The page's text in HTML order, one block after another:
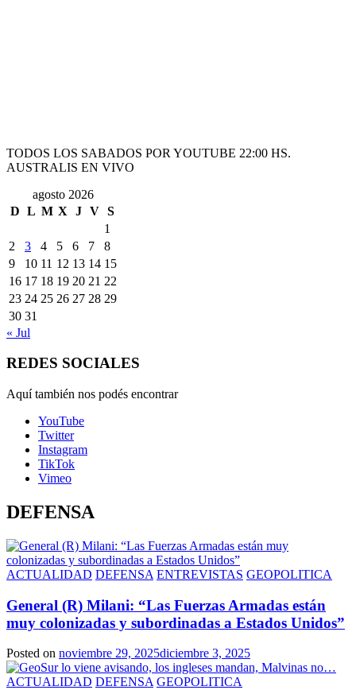
TODOS LOS SABADOS POR YOUTUBE 22:00 HS.
AUSTRALIS EN VIVO
agosto 2026
D L M X J V S
1
2
3 4 5 6 7
8
9
10 11 12 13 14 15
16 17 18 19 20 21 22
23 24 25 26 27 28 29
30 31
« Jul
REDES SOCIALES
Aquí también nos podés encontrar
YouTube
Twitter
Instagram
TikTok
Vimeo
DEFENSA
ACTUALIDAD DEFENSA ENTREVISTAS GEOPOLITICA
General (R) Milani: “Las Fuerzas Armadas están
muy colonizadas y subordinadas a Estados Unidos”
Posted on noviembre 29, 2025diciembre 3, 2025
ACTUALIDAD DEFENSA GEOPOLITICA